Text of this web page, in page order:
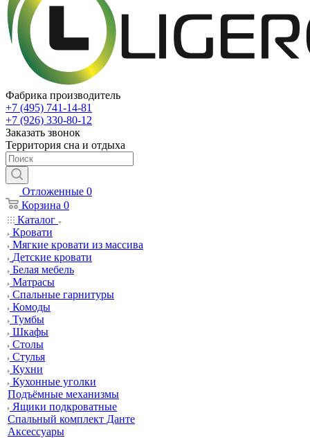
Фабрика производитель
+7 (495) 741-14-81
+7 (926) 330-80-12
Заказать звонок
Территория сна и отдыха
Отложенные 0
Корзина 0
Каталог
Кровати
Мягкие кровати из массива
Детские кровати
Белая мебель
Матрасы
Спальные гарнитуры
Комоды
Тумбы
Шкафы
Столы
Стулья
Кухни
Кухонные уголки
Подъёмные механизмы
Ящики подкроватные
Спальный комплект Данте
Аксессуары